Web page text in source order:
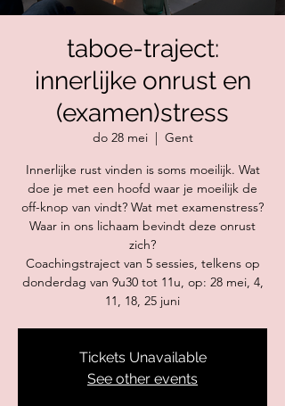
taboe-traject:
innerlijke onrust en
(examen)stress
do 28 mei
  |
Gent
Innerlijke rust vinden is soms moeilijk. Wat
doe je met een hoofd waar je moeilijk de
off-knop van vindt? Wat met examenstress?
Waar in ons lichaam bevindt deze onrust
zich?
Coachingstraject van 5 sessies, telkens op
donderdag van 9u30 tot 11u, op: 28 mei, 4,
11, 18, 25 juni
Tickets Unavailable
See other events